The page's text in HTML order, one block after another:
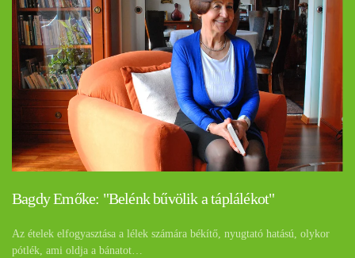
Bagdy Emőke: "Belénk bűvölik a táplálékot"
Az ételek elfogyasztása a lélek számára békítő, nyugtató hatású, olykor
pótlék, ami oldja a bánatot…